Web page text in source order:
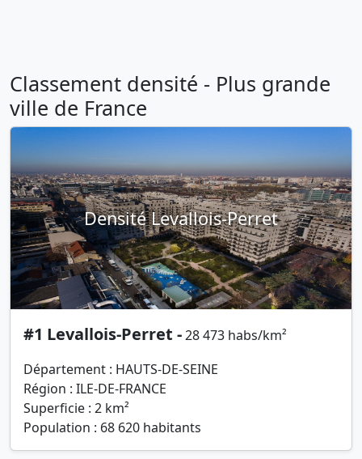
Classement densité - Plus grande
ville de France
Densité Levallois-Perret
#1 Levallois-Perret -28 473 habs/km²
Département : HAUTS-DE-SEINE
Région : ILE-DE-FRANCE
Superficie : 2 km²
Population : 68 620 habitants